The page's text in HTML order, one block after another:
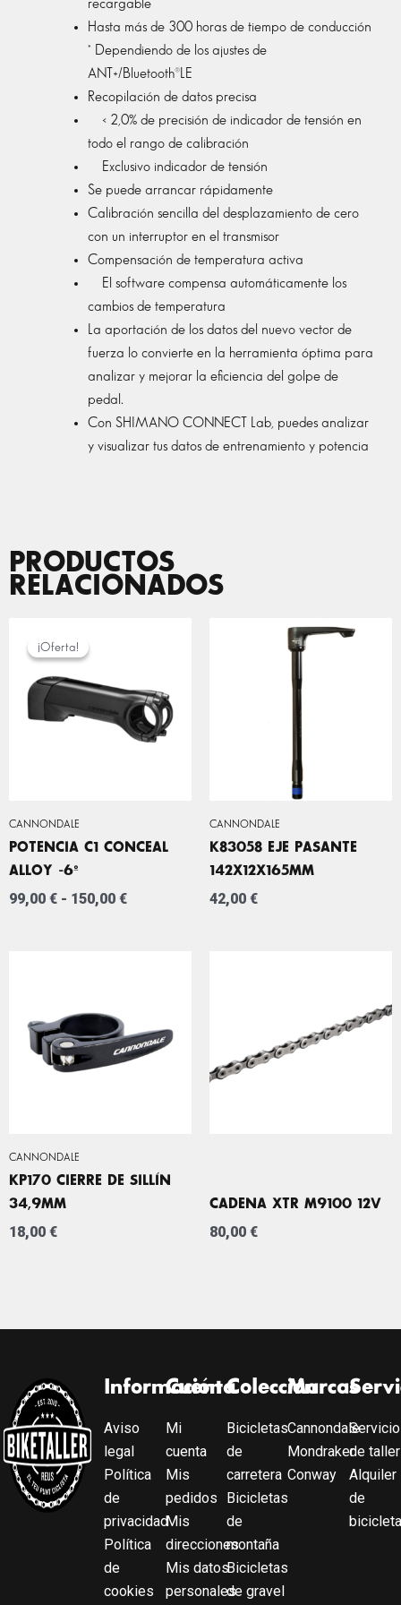
recargable
Hasta más de 300 horas de tiempo de conducción
* Dependiendo de los ajustes de
ANT+/Bluetooth®LE
Recopilación de datos precisa
< 2,0% de precisión de indicador de tensión en
todo el rango de calibración
Exclusivo indicador de tensión
Se puede arrancar rápidamente
Calibración sencilla del desplazamiento de cero
con un interruptor en el transmisor
Compensación de temperatura activa
El software compensa automáticamente los
cambios de temperatura
La aportación de los datos del nuevo vector de
fuerza lo convierte en la herramienta óptima para
analizar y mejorar la eficiencia del golpe de
pedal.
Con SHIMANO CONNECT Lab, puedes analizar
y visualizar tus datos de entrenamiento y potencia
PRODUCTOS
RELACIONADOS
¡Oferta!
CANNONDALE
¡Oferta!
POTENCIA C1 CONCEAL
ALLOY -6º
99,00 € - 150,00 €
99,00 €
HASTA
150,00 €
CANNONDALE
K83058 EJE PASANTE
142X12X165MM
42,00 €
CANNONDALE
KP170 CIERRE DE SILLÍN
34,9MM
18,00 €
CADENA XTR M9100 12V
80,00 €
Información
Aviso
legal
Política
de
privacidad
Política
de
cookies
Cuenta
Mi
cuenta
Mis
pedidos
Mis
direcciones
Mis datos
personales
Colección
Bicicletas
de
carretera
Bicicletas
de
montaña
Bicicletas
de gravel
Marcas
Cannondale
Mondraker
Conway
Servicio
de taller
Alquiler
de